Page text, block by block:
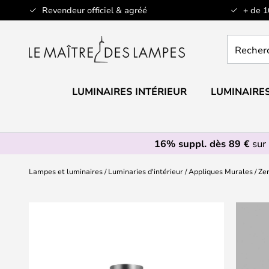
Revendeur officiel & agréé + de
Allez
au
un
LUMINAIRES INTÉRIEUR
16% suppl. dès 89 €sur
Lampes et luminaires Luminaries d'intérieur Appliques Murales